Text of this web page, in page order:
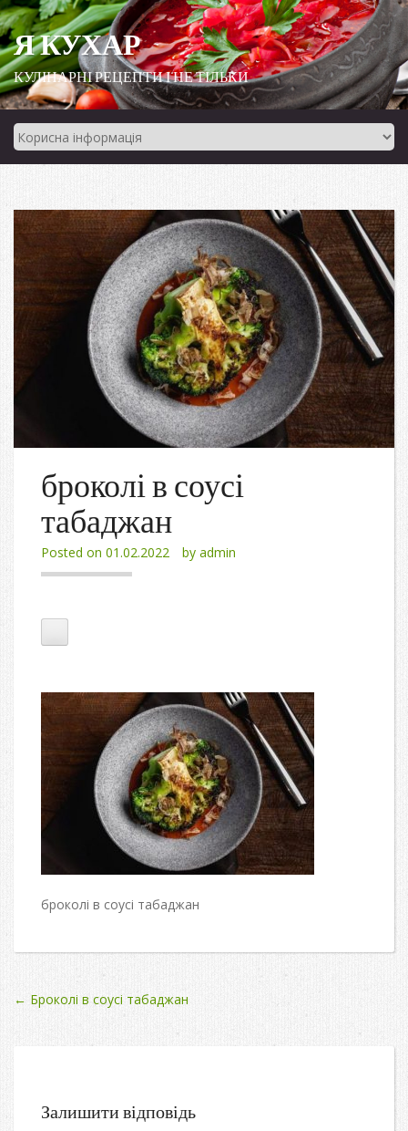
Я КУХАР
КУЛІНАРНІ РЕЦЕПТИ І НЕ ТІЛЬКИ
броколі в соусі
табаджан
Posted on 01.02.2022 by admin
броколі в соусі табаджан
Post
navigation
← Броколі в соусі табаджан
Залишити відповідь